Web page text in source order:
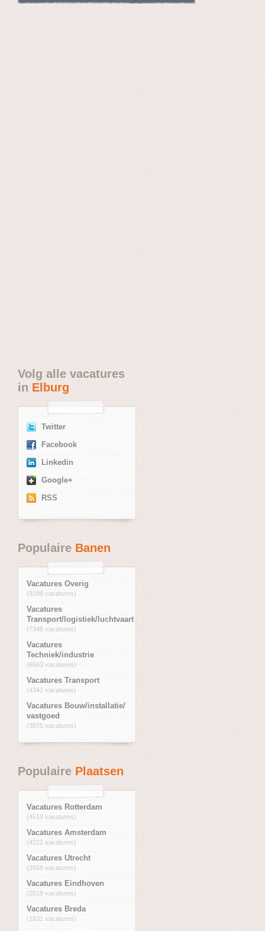
Volg alle vacatures
inElburg
Twitter
Facebook
Linkedin
Google+
RSS
PopulaireBanen
Vacatures Overig
(9288 vacatures)
Vacatures
Transport/logistiek/luchtvaart
(7348 vacatures)
Vacatures
Techniek/industrie
(6563 vacatures)
Vacatures Transport
(4341 vacatures)
Vacatures Bouw/installatie/
vastgoed
(3875 vacatures)
PopulairePlaatsen
Vacatures Rotterdam
(4519 vacatures)
Vacatures Amsterdam
(4221 vacatures)
Vacatures Utrecht
(2958 vacatures)
Vacatures Eindhoven
(2518 vacatures)
Vacatures Breda
(1831 vacatures)